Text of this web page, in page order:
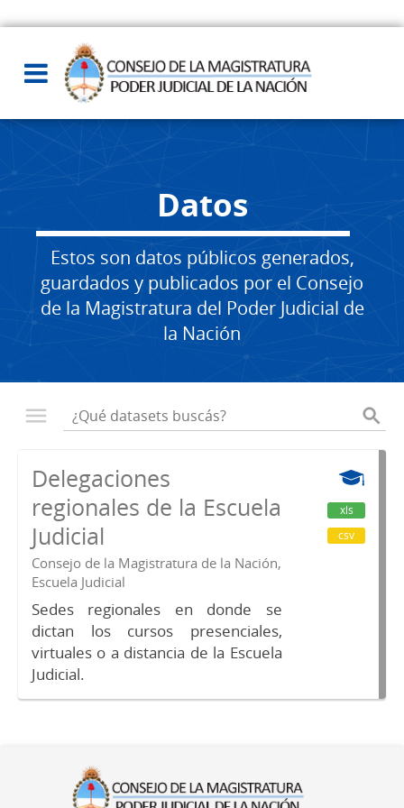
Datos
Estos son datos públicos generados,
guardados y publicados por el Consejo
de la Magistratura del Poder Judicial de
la Nación
Delegaciones
regionales de la Escuela
Judicial
Consejo de la Magistratura de la Nación,
Escuela Judicial
Sedes regionales en donde se
dictan los cursos presenciales,
virtuales o a distancia de la Escuela
Judicial.
xls
csv